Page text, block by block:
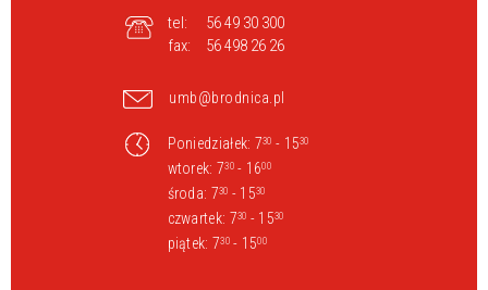
tel:
56 49 30 300
fax:
56 498 26 26
umb@brodnica.pl
Poniedziałek: 730 - 1530
wtorek: 730- 1600
środa: 730 - 1530
czwartek: 730 - 1530
piątek: 730- 1500